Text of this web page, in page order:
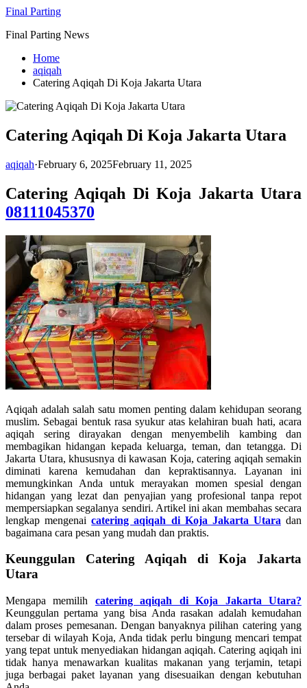
Skip
content
Final Parting
Final Parting News
Home
aqiqah
Catering Aqiqah Di Koja Jakarta Utara
Catering Aqiqah Di Koja Jakarta Utara
aqiqah·February 6, 2025February 11, 2025
Catering Aqiqah Di Koja Jakarta Utara
08111045370
Aqiqah adalah salah satu momen penting dalam kehidupan seorang
muslim. Sebagai bentuk rasa syukur atas kelahiran buah hati, acara
aqiqah sering dirayakan dengan menyembelih kambing dan
membagikan hidangan kepada keluarga, teman, dan tetangga. Di
Jakarta Utara, khususnya di kawasan Koja, catering aqiqah semakin
diminati karena kemudahan dan kepraktisannya. Layanan ini
memungkinkan Anda untuk merayakan momen spesial dengan
hidangan yang lezat dan penyajian yang profesional tanpa repot
mempersiapkan segalanya sendiri. Artikel ini akan membahas secara
lengkap mengenaicatering aqiqah di Koja Jakarta Utara dan
bagaimana cara pesan yang mudah dan praktis.
Keunggulan Catering Aqiqah di Koja Jakarta
Utara
Mengapa memilih catering aqiqah di Koja Jakarta Utara?
Keunggulan pertama yang bisa Anda rasakan adalah kemudahan
dalam proses pemesanan. Dengan banyaknya pilihan catering yang
tersebar di wilayah Koja, Anda tidak perlu bingung mencari tempat
yang tepat untuk menyediakan hidangan aqiqah. Catering aqiqah ini
tidak hanya menawarkan kualitas makanan yang terjamin, tetapi
juga berbagai paket layanan yang disesuaikan dengan kebutuhan